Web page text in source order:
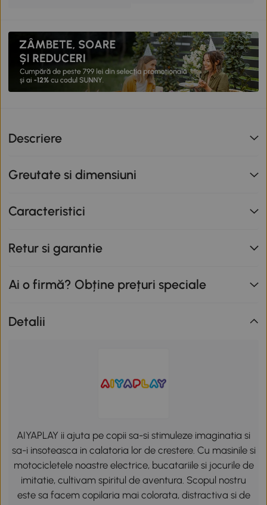
Descriere
Greutate si dimensiuni
Caracteristici
Retur si garantie
Ai o firmă? Obține prețuri speciale
Detalii
AIYAPLAY ii ajuta pe copii sa-si stimuleze imaginatia si
sa-i insoteasca in calatoria lor de crestere. Cu masinile si
motocicletele noastre electrice, bucatariile si jocurile de
imitatie, cultivam spiritul de aventura. Scopul nostru
este sa facem copilaria mai colorata, distractiva si de